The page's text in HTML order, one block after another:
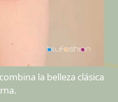
la belleza clásica